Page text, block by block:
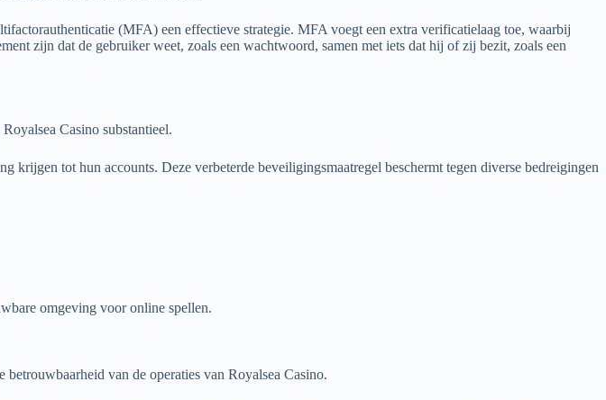
(MFA) een effectieve strategie. MFA voegt een extra verificatielaag toe, waarbij
zijn dat de gebruiker weet, zoals een wachtwoord, samen met iets dat hij of zij bezit, zoals een
Casino substantieel.
krijgen tot hun accounts. Deze verbeterde beveiligingsmaatregel beschermt tegen diverse bedreigingen
omgeving voor online spellen.
van de operaties van Royalsea Casino.